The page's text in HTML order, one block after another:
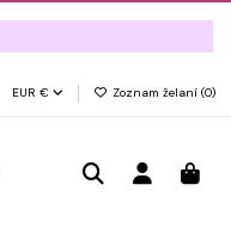
EUR € Zoznam želaní (0)